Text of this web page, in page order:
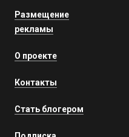
Размещение
рекламы
О проекте
Контакты
Стать блогером